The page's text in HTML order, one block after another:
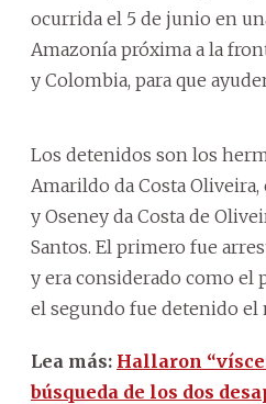
ocurrida el 5 de junio en
Amazonía próxima a la
y Colombia, para que
Los detenidos son los
Amarildo da Costa
y Oseney da Costa de
Santos. El primero fue
y era considerado como el
el segundo fue detenido el
Lea más: Hallaron
búsqueda de los dos